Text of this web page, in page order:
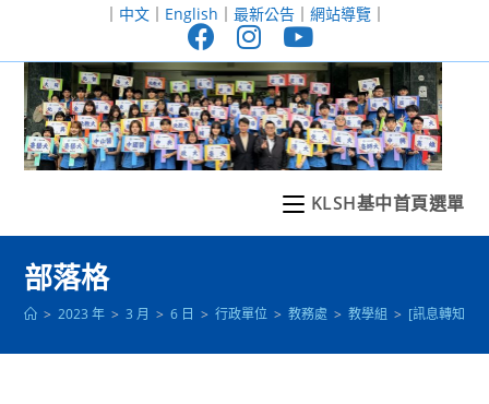
至
｜ 中文｜ English ｜ 最新公告｜ 網站導覽｜
KLSH基中首頁選單
部落格
> 2023 年 > 3 月 > 6 日 > 行政單位 > 教務處 > 教學組 > [訊息轉知]本